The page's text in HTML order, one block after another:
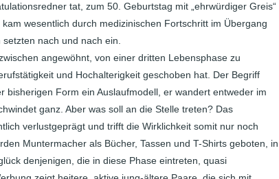
tat, zum 50. Geburtstag mit „ehrwürdiger Greis“
wesentlich durch medizinischen Fortschritt im Übergang
nach und nach ein.
angewöhnt, von einer dritten Lebensphase zu
und Hochalterigkeit geschoben hat. Der Begriff
bisherigen Form ein Auslaufmodell, er wandert entweder im
ganz. Aber was soll an die Stelle treten? Das
verlustgeprägt und trifft die Wirklichkeit somit nur noch
Muntermacher als Bücher, Tassen und T-Shirts geboten, in
denjenigen, die in diese Phase eintreten, quasi